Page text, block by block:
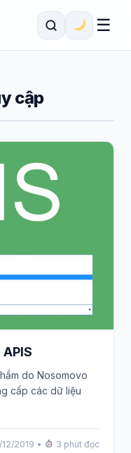
☰
cập
do Nosomovo
cấp các dữ liệu
2019 • 3 phút đọc